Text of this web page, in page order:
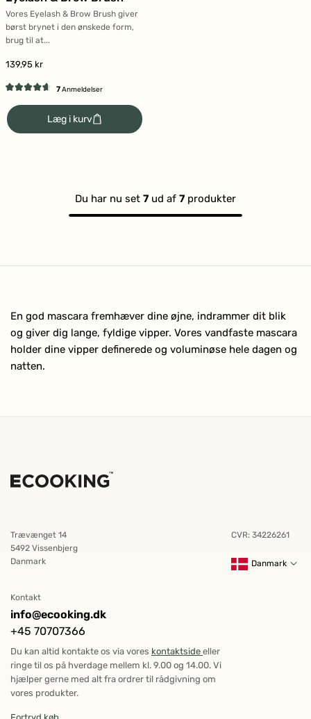
Vores Eyelash & Brow Brush giver
børst brynet i den ønskede form,
brug til at...
139,95 kr
4.7
ud
af
7Anmeldelser
Læg i kurv
Du har nu set 7 ud af 7 produkter
En god mascara fremhæver dine øjne, indrammer dit blik
og giver dig lange, fyldige vipper. Vores vandfaste mascara
holder dine vipper definerede og voluminøse hele dagen og
natten.
Trævænget 14
5492 Vissenbjerg
Danmark
CVR: 34226261
Danmark
Kontakt
info@ecooking.dk
+45 70707366
Du kan altid kontakte os via vores kontaktside eller
ringe til os på hverdage mellem kl. 9.00 og 14.00. Vi
hjælper gerne med alt fra ordrer til rådgivning om
vores produkter.